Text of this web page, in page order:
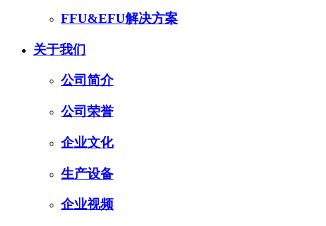
FFU&EFU解决方案
关于我们
公司简介
公司荣誉
企业文化
生产设备
企业视频